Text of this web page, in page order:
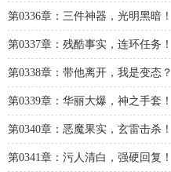
第0336章：三件神器，光明黑暗！
第0337章：残酷事实，连环任务！
第0338章：带他离开，我是变态？
第0339章：华丽大爆，神之手套！
第0340章：恶魔果实，玄雷击杀！
第0341章：污人清白，强硬回复！